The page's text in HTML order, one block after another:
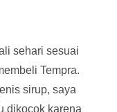
sehari sesuai
Tempra.
sirup, saya
dikocok karena